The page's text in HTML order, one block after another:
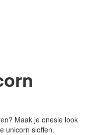
Maak je onesie look
unicorn sloffen.